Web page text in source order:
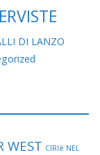
DI LANZO
WEST CIRIè NEL